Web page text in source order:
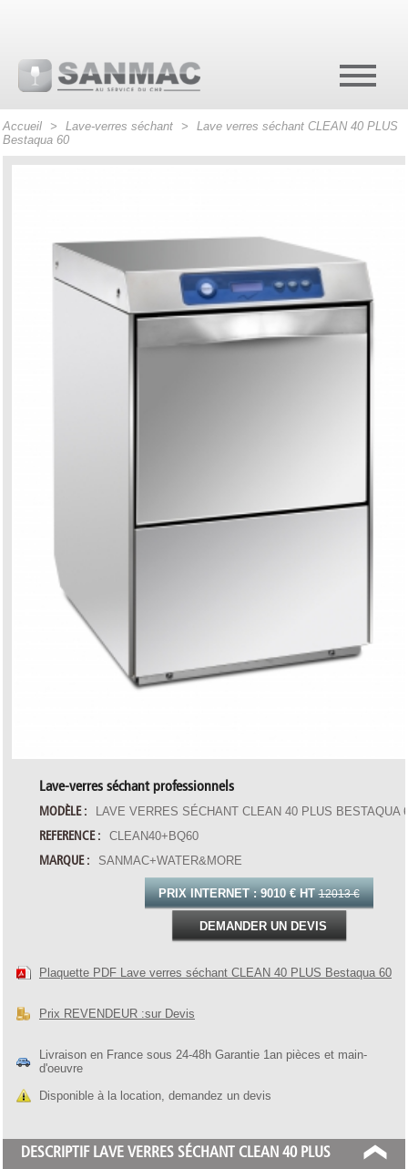
Accueil > Lave-verres séchant >
Lave verres séchant CLEAN 40 PLUS
Bestaqua 60
Lave-verres séchant professionnels
MODÈLE : LAVE VERRES SÉCHANT CLEAN 40 PLUS BESTAQUA
REFERENCE : CLEAN40+BQ60
MARQUE : SANMAC+WATER&MORE
PRIX INTERNET :9010 € HT 12013 €
DEMANDER UN DEVIS
Plaquette PDF Lave verres séchant CLEAN 40 PLUS Bestaqua 60
Prix REVENDEUR :sur Devis
Livraison en France sous 24-48h Garantie 1an pièces et main-
d'oeuvre
Disponible à la location, demandez un devis
DESCRIPTIF LAVE VERRES SÉCHANT CLEAN 40 PLUS